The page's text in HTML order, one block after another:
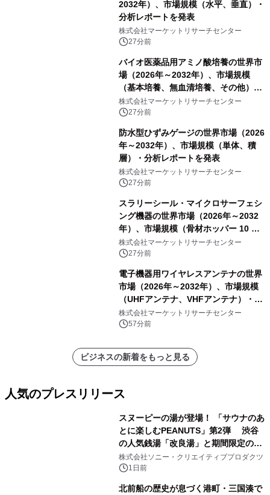
2032年）、市場規模（水平、垂直）・
分析レポートを発表
株式会社マーケットリサーチセンター
27分前
バイオ医薬品用アミノ酸培養の世界市
場（2026年～2032年）、市場規模
（基本培養、無血清培養、その他）・
分析レポートを発表
株式会社マーケットリサーチセンター
27分前
防水型ひずみゲージの世界市場（2026
年～2032年）、市場規模（単体、積
層）・分析レポートを発表
株式会社マーケットリサーチセンター
27分前
スラリーシール・マイクロサーフェシ
ング機器の世界市場（2026年～2032
年）、市場規模（骨材ホッパー 10 m³
以下、骨材ホッパー 10 m³～12 m³、
骨材ホッパー 12 m³以上）・分析レポ
株式会社マーケットリサーチセンター
27分前
電子機器用ワイヤレスアンテナの世界
市場（2026年～2032年）、市場規模
（UHFアンテナ、VHFアンテナ）・分
析レポートを発表
株式会社マーケットリサーチセンター
57分前
ビジネスの新着をもっと見る
人気のプレスリリース
スヌーピーの湯が登場！ 「サウナのあ
とに楽しむPEANUTS」第2弾 渋谷
の人気銭湯「改良湯」と期間限定のコ
ラボレーション サウナイキタイコラ
ボグッズも発売決定！
株式会社ソニー・クリエイティブプロダクツ
1日前
北前船の歴史が息づく港町・三国湊で